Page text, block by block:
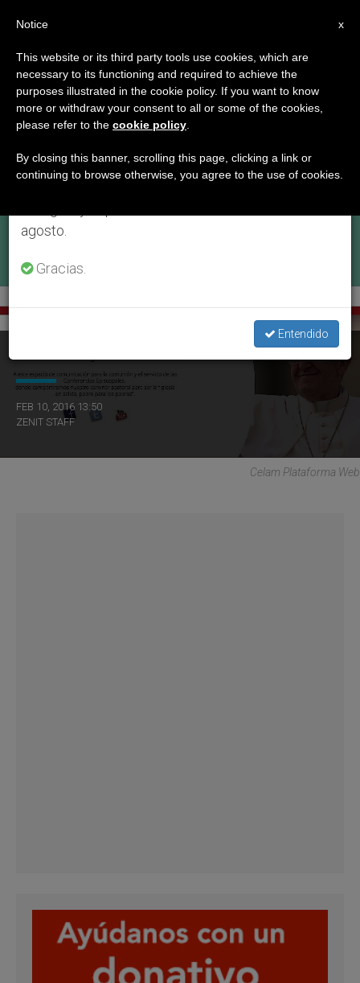
ETIQUETA
Posts Tagged
‘plataforma’
ÚLTIMAS NOTICIAS
El CELAM lanza su nueva web de comunicación
FEB 10, 2016 13:50
ZENIT STAFF
Celam Plataforma Web
×
Aviso importante
Del 27 de julio al 7 de agosto haremos la pausa
anual, aprovechando que en el periodo de verano
se generan menos informaciones y también el
agosto.
Gracias.
Entendido
x
Notice
This website or its third party tools use cookies, which are
necessary to its functioning and required to achieve the
purposes illustrated in the cookie policy. If you want to know
more or withdraw your consent to all or some of the cookies,
please refer to the cookie policy
By closing this banner, scrolling this page, clicking a link or
continuing to browse otherwise, you agree to the use of cookies.